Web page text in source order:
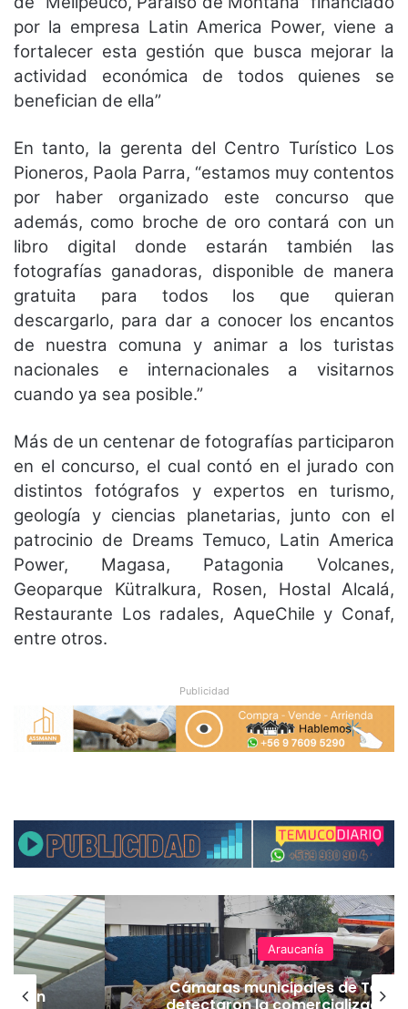
por la empresa Latin America Power, viene a
fortalecer esta gestión que busca mejorar la
actividad económica de todos quienes se
benefician de ella”
En tanto, la gerenta del Centro Turístico Los
Pioneros, Paola Parra, “estamos muy contentos
por haber organizado este concurso que
además, como broche de oro contará con un
libro digital donde estarán también las
fotografías ganadoras, disponible de manera
gratuita para todos los que quieran
descargarlo, para dar a conocer los encantos
de nuestra comuna y animar a los turistas
nacionales e internacionales a visitarnos
cuando ya sea posible.”
Más de un centenar de fotografías participaron
en el concurso, el cual contó en el jurado con
distintos fotógrafos y expertos en turismo,
geología y ciencias planetarias, junto con el
patrocinio de Dreams Temuco, Latin America
Power, Magasa, Patagonia Volcanes,
Geoparque Kütralkura, Rosen, Hostal Alcalá,
Restaurante Los radales, AqueChile y Conaf,
entre otros.
Publicidad
Araucanía
Cámaras municipales de